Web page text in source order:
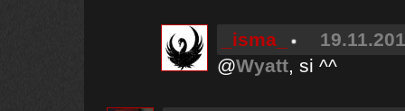
_isma_
@Wyatt, si ^^